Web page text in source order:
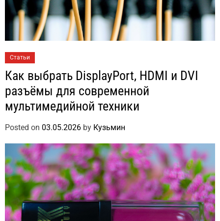
Статьи
Как выбрать DisplayPort, HDMI и DVI
разъёмы для современной
мультимедийной техники
Posted on 03.05.2026 by Кузьмин